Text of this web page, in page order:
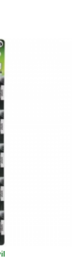
PLM, Bouletta,
Rusya,
sürede 100